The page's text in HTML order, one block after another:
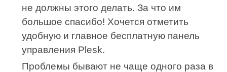
не должны этого делать. За что им
большое спасибо! Хочется отметить
удобную и главное бесплатную панель
управления Plesk.
Проблемы бывают не чаще одного раза в